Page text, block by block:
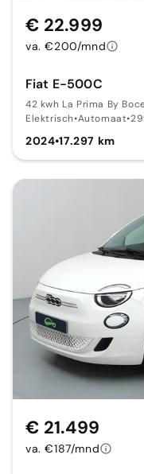
Fiat E-500C
42 kwh La Prima By
Elektrisch•Automaat•
2024•17.297 km
€ 22.999
va. €200/mnd
€ 21.499
va. €187/mnd